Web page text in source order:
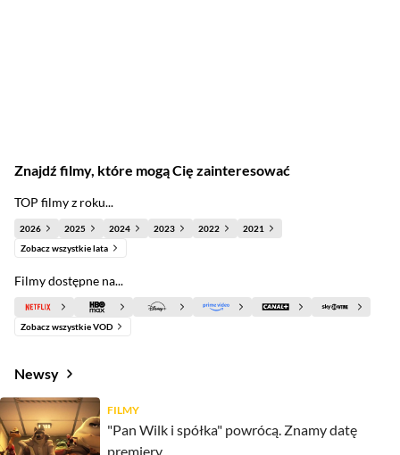
Znajdź filmy, które mogą Cię zainteresować
TOP filmy z roku...
2026 2025 2024 2023 2022
2021
Zobacz wszystkie lata
Filmy dostępne na...
Zobacz wszystkie VOD
Newsy
FILMY
"Pan Wilk i spółka" powrócą. Znamy datę
premiery